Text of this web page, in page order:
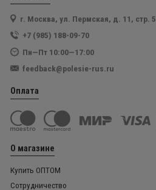
г. Москва, ул. Пермская, д. 11, стр. 5
+7 (985) 188-09-70
Пн—Пт 10:00—17:00
feedback@polesie-rus.ru
Оплата
О магазине
Купить ОПТОМ
Сотрудничество